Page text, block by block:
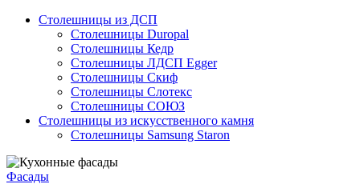
Столешницы из ДСП
Столешницы Duropal
Столешницы Кедр
Столешницы ЛДСП Egger
Столешницы Скиф
Столешницы Слотекс
Столешницы СОЮЗ
Столешницы из искусственного камня
Столешницы Samsung Staron
Фасады